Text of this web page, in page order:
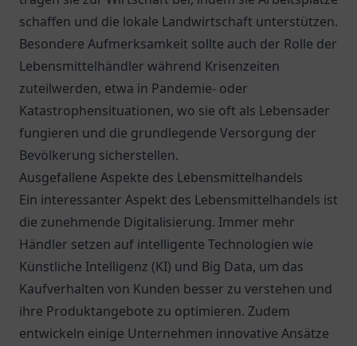
schaffen und die lokale Landwirtschaft unterstützen.
Besondere Aufmerksamkeit sollte auch der Rolle der
Lebensmittelhändler während Krisenzeiten
zuteilwerden, etwa in Pandemie- oder
Katastrophensituationen, wo sie oft als Lebensader
fungieren und die grundlegende Versorgung der
Bevölkerung sicherstellen.
Ausgefallene Aspekte des Lebensmittelhandels
Ein interessanter Aspekt des Lebensmittelhandels ist
die zunehmende Digitalisierung. Immer mehr
Händler setzen auf intelligente Technologien wie
Künstliche Intelligenz (KI) und Big Data, um das
Kaufverhalten von Kunden besser zu verstehen und
ihre Produktangebote zu optimieren. Zudem
entwickeln einige Unternehmen innovative Ansätze